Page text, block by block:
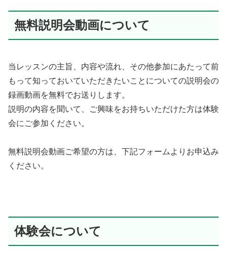
無料説明会動画について
当レッスンの主旨、内容や流れ、その他参加にあたって前
もって知っておいていただきたいことについての説明会の
録画動画を無料でお送りします。
説明の内容を聞いて、ご興味をお持ちいただけた方は体験
会にご参加ください。
無料説明会動画ご希望の方は、下記フォームよりお申込み
ください。
体験会について